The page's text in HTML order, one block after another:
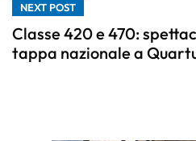
NEXT POST
Classe 420 e 470:
tappa nazionale a